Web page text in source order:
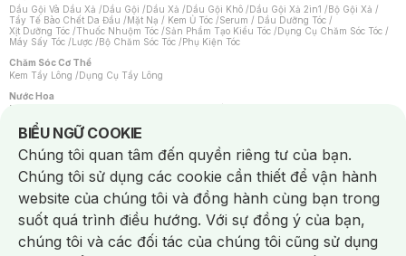
Dầu Gội Và Dầu Xả /Dầu Gội /Dầu Xả /Dầu Gội Khô /Dầu Gội Xả 2in1 /Bộ Gội Xả /
Tẩy Tế Bào Chết Da Đầu /Mặt Nạ / Kem Ủ Tóc /Serum / Dầu Dưỡng Tóc /
Xịt Dưỡng Tóc /Thuốc Nhuộm Tóc /Sản Phẩm Tạo Kiểu Tóc /Dụng Cụ Chăm Sóc Tóc /
Máy Sấy Tóc /Lược /Bộ Chăm Sóc Tóc /Phụ Kiện Tóc
Chăm Sóc Cơ Thể
Kem Tẩy Lông /Dụng Cụ Tẩy Lông
Nước Hoa
Nước Hoa Nữ
Chăm Sóc Cá Nhân
Chống Muỗi /Khẩu Trang /Máy Massage/Mặt Nạ Xông Hơi /Nước Rửa Tay/
Sản Phẩm Chăm Sóc Khác /Bàn Chải Đánh Răng /Bàn Chải Điện/
Hỗ Trợ Trắng Răng/Kem Đánh Răng /Máy Tăm Nước/ Nước Súc Miệng/
Tăm / Chỉ Nha Khoa/ Xịt Thơm Miệng / Dung Dịch Vệ Sinh/Dưỡng Vùng Kín/
Khăn Ướt Vệ Sinh Vùng Kín/Băng Vệ Sinh/Tampon/Bọt Cạo Râu /Dao Cạo Râu/
Máy Cạo Râu
Vấn Đề Về Da
Da Dầu / Lỗ Chân Lông To/ Da Khô / Mất Nước/ Da Lão Hóa/ Da Mụn/
Da Nhạy Cảm / Kích Ứng
Da Xỉn Màu Thâm / Nám / Tàn Nhang
BIỂU NGỮ COOKIE
Notice about cookies usage
Chúng tôi quan tâm đến quyền riêng tư của bạn.
Chúng tôi sử dụng các cookie cần thiết để vận hành
website của chúng tôi và đồng hành cùng bạn trong
suốt quá trình điều hướng. Với sự đồng ý của bạn,
chúng tôi và các đối tác của chúng tôi cũng sử dụng